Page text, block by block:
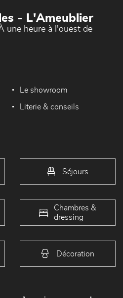
- L'Ameublier
une heure à l'ouest de
Le showroom
Literie & conseils
Séjours
Chambres &
dressing
Décoration